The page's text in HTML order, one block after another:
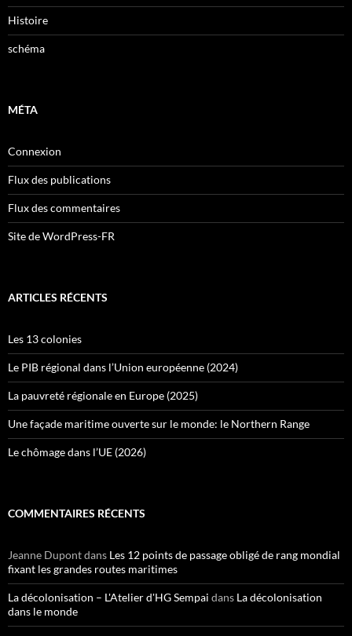
Histoire
schéma
MÉTA
Connexion
Flux des publications
Flux des commentaires
Site de WordPress-FR
ARTICLES RÉCENTS
Les 13 colonies
Le PIB régional dans l’Union européenne (2024)
La pauvreté régionale en Europe (2025)
Une façade maritime ouverte sur le monde: le Northern Range
Le chômage dans l’UE (2026)
COMMENTAIRES RÉCENTS
Jeanne Dupontdans Les 12 points de passage obligé de rang mondial
fixant les grandes routes maritimes
La décolonisation – L'Atelier d'HG Sempai dans La décolonisation
dans le monde